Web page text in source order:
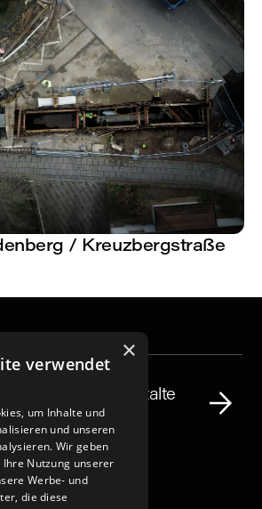
/ Kreuzbergstraße
Teams und gestalte
bewirb Dich jetzt!
×
verwendet
um Inhalte und
und unseren
Wir geben
Nutzung unserer
Werbe- und
die diese